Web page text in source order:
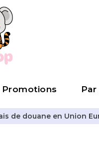
Promotions
de douane en Union